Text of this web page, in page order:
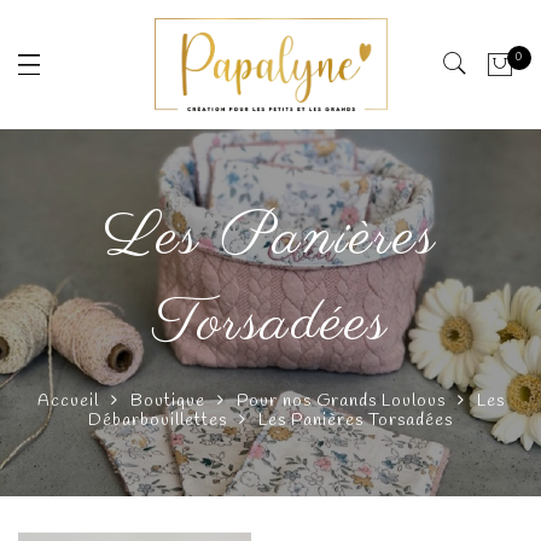
0
Les Panières
Torsadées
Accueil Boutique Pour nos Grands Loulous
Les
Débarbouillettes
Les Panières Torsadées